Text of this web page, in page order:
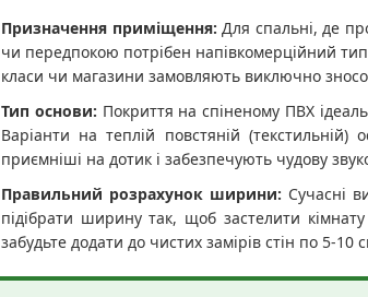
Призначення приміщення: Для спальні, де
чи передпокою потрібен напівкомерційний
класи чи магазини замовляють виключно
Тип основи: Покриття на спіненому ПВХ
Варіанти на теплій повстяній
приємніші на дотик і забезпечують чудову
Правильний розрахунок ширини: Сучасні
підібрати ширину так, щоб застелити
забудьте додати до чистих замірів стін по 5-10